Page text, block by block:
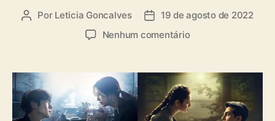
a
A
r
d
o
p
Por Leticia Goncalves
D
d
e
p
u
19 de agosto de 2022
Nenhum comentárioe
F
l
o
w